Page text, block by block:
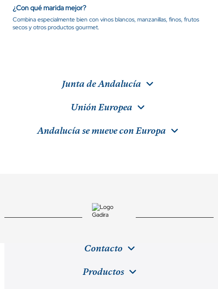
¿Con qué marida mejor?
Combina especialmente bien con vinos blancos, manzanillas, finos, frutos
secos y otros productos gourmet.
Junta de Andalucía
Unión Europea
Andalucía se mueve con Europa
Contacto
Productos